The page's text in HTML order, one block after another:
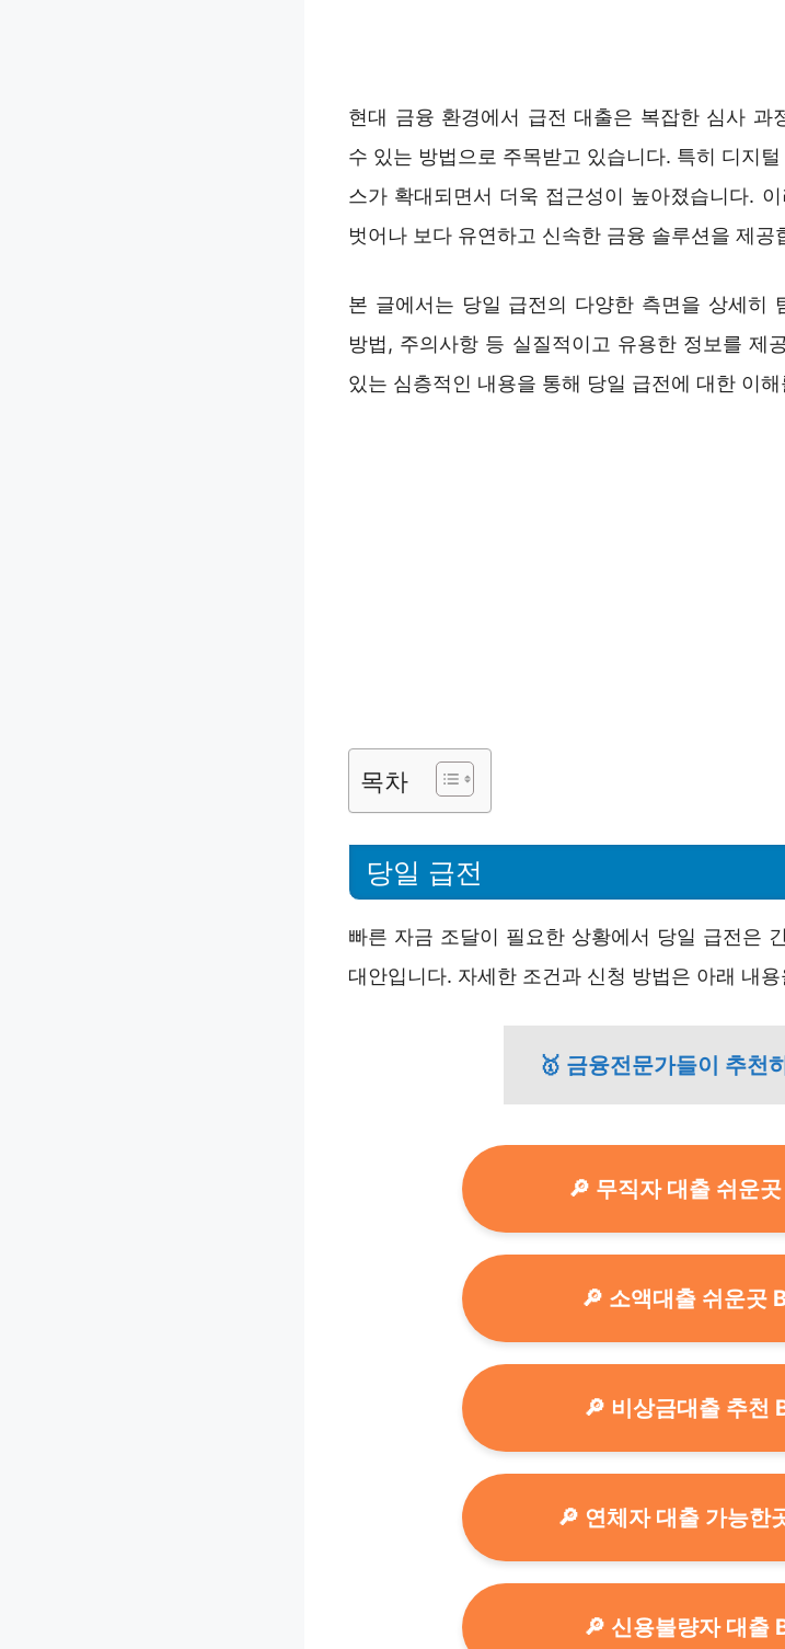
현대 금융 환경에서 급전 대출은 복잡한 심사 과
수 있는 방법으로 주목받고 있습니다. 특히 디지
스가 확대되면서 더욱 접근성이 높아졌습니다.
벗어나 보다 유연하고 신속한 금융 솔루션을 제공
본 글에서는 당일 급전의 다양한 측면을 상세히
방법, 주의사항 등 실질적이고 유용한 정보를 제
있는 심층적인 내용을 통해 당일 급전에 대한 이
목차
당일 급전
빠른 자금 조달이 필요한 상황에서 당일 급전은
대안입니다. 자세한 조건과 신청 방법은 아래 내
🥇 금융전문가들이 추천
🔎 무직자 대출 쉬운
🔎 소액대출 쉬운곳
🔎 비상금대출 추천
🔎 연체자 대출 가능한
🔎 신용불량자 대출